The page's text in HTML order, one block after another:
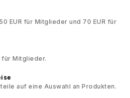
EUR für Mitglieder und 70 EUR für
für Mitglieder.
auf eine Auswahl an Produkten.